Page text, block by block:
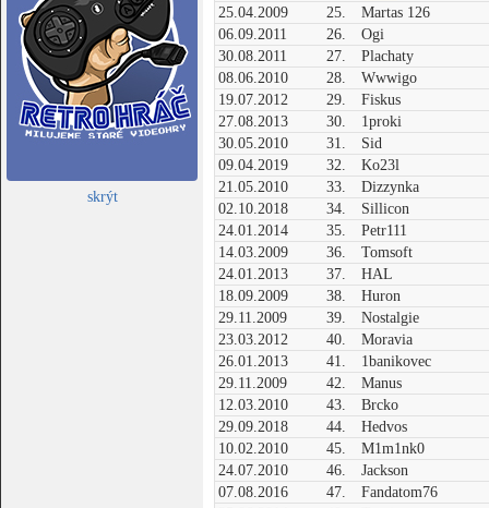
skrýt
25.04.2009
25.
Martas 126
06.09.2011
26.
Ogi
30.08.2011
27.
Plachaty
08.06.2010
28.
Wwwigo
19.07.2012
29.
Fiskus
27.08.2013
30.
1proki
30.05.2010
31.
Sid
09.04.2019
32.
Ko23l
21.05.2010
33.
Dizzynka
02.10.2018
34.
Sillicon
24.01.2014
35.
Petr111
14.03.2009
36.
Tomsoft
24.01.2013
37.
HAL
18.09.2009
38.
Huron
29.11.2009
39.
Nostalgie
23.03.2012
40.
Moravia
26.01.2013
41.
1banikovec
29.11.2009
42.
Manus
12.03.2010
43.
Brcko
29.09.2018
44.
Hedvos
10.02.2010
45.
M1m1nk0
24.07.2010
46.
Jackson
07.08.2016
47.
Fandatom76